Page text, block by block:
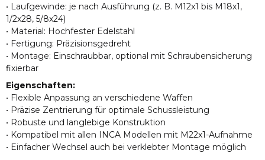
• Laufgewinde: je nach Ausführung (z. B. M12x1 bis M18x1,
1/2x28, 5/8x24)
• Material: Hochfester Edelstahl
• Fertigung: Präzisionsgedreht
• Montage: Einschraubbar, optional mit Schraubensicherung
fixierbar
Eigenschaften:
• Flexible Anpassung an verschiedene Waffen
• Präzise Zentrierung für optimale Schussleistung
• Robuste und langlebige Konstruktion
• Kompatibel mit allen INCA Modellen mit M22x1-Aufnahme
• Einfacher Wechsel auch bei verklebter Montage möglich